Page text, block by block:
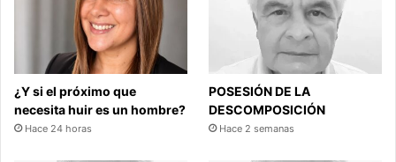
¿Y si el próximo que
necesita huir es un hombre?
Hace 24 horas
POSESIÓN DE LA
DESCOMPOSICIÓN
Hace 2 semanas